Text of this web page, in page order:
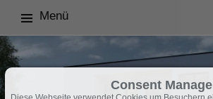
Menü
Consent